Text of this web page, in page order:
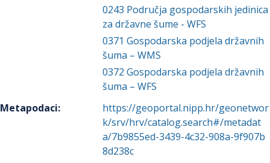
0243 Područja gospodarskih jedinica
za državne šume - WFS
0371 Gospodarska podjela državnih
šuma – WMS
0372 Gospodarska podjela državnih
šuma – WFS
Metapodaci:
https://geoportal.nipp.hr/geonetwor
k/srv/hrv/catalog.search#/metadat
a/7b9855ed-3439-4c32-908a-9f907b
8d238c